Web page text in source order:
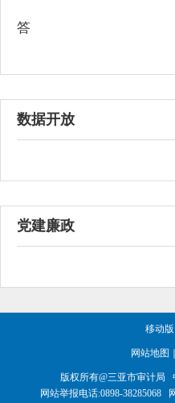
答
数据开放
党建廉政
移动版
网站地图 ｜
版权所有@三亚市审计局
网站举报电话:0898-38285068